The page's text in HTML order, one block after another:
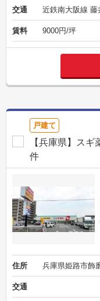
交通 近鉄南大阪線 藤
賃料 9000円/坪
戸建て
【兵庫県】ス
件
住所 兵庫県姫路市飾
交通